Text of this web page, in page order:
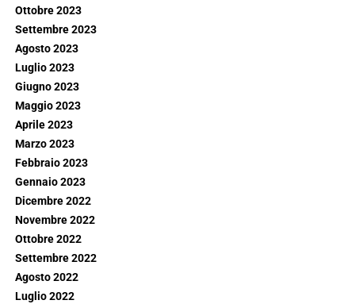
Ottobre 2023
Settembre 2023
Agosto 2023
Luglio 2023
Giugno 2023
Maggio 2023
Aprile 2023
Marzo 2023
Febbraio 2023
Gennaio 2023
Dicembre 2022
Novembre 2022
Ottobre 2022
Settembre 2022
Agosto 2022
Luglio 2022